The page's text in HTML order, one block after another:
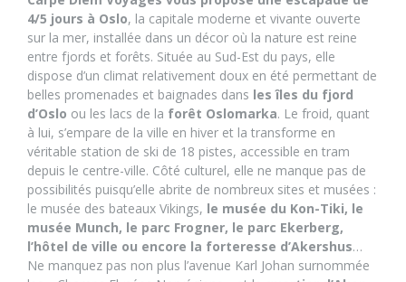
4/5 jours à Oslo, la capitale moderne et vivante ouverte
sur la mer, installée dans un décor où la nature est reine
entre fjords et forêts. Située au Sud-Est du pays, elle
dispose d’un climat relativement doux en été permettant de
belles promenades et baignades dans les îles du fjord
d’Oslo ou les lacs de la forêt Oslomarka. Le froid, quant
à lui, s’empare de la ville en hiver et la transforme en
véritable station de ski de 18 pistes, accessible en tram
depuis le centre-ville. Côté culturel, elle ne manque pas de
possibilités puisqu’elle abrite de nombreux sites et musées :
le musée des bateaux Vikings, le musée du Kon-Tiki, le
musée Munch, le parc Frogner, le parc Ekerberg,
l’hôtel de ville ou encore la forteresse d’Akershus…
Ne manquez pas non plus l’avenue Karl Johan surnommée